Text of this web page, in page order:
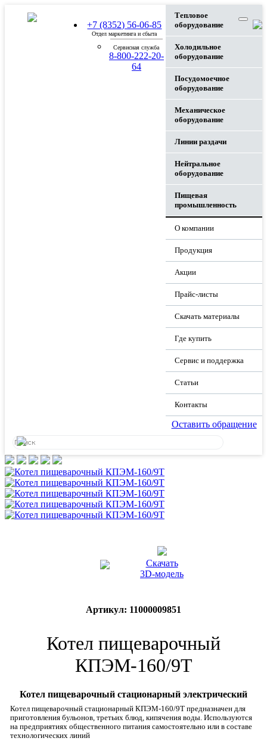
+7 (8352) 56-06-85
Отдел маркетинга и сбыта
Сервисная служба
8-800-222-20-
64
Тепловое
оборудование
Холодильное
оборудование
Посудомоечное
оборудование
Механическое
оборудование
Линии раздачи
Нейтральное
оборудование
Пищевая
промышленность
О компании
Продукция
Акции
Прайс-листы
Скачать материалы
Где купить
Сервис и поддержка
Статьи
Контакты
Оставить обращение
Скачать
3D-модель
Артикул: 11000009851
Котел пищеварочный
КПЭМ-160/9Т
Котел пищеварочный стационарный электрический
Котел пищеварочный стационарный КПЭМ-160/9Т предназначен для
приготовления бульонов, третьих блюд, кипячения воды. Используются
на предприятиях общественного питания самостоятельно или в составе
технологических линий